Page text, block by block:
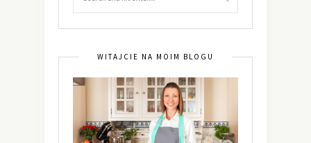
WITAJCIE NA MOIM BLOGU